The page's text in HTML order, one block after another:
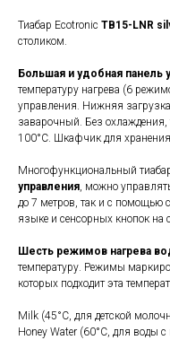
Тиабар Ecotronic TB15-LNR
столиком.
Большая и удобная панель
температуру нагрева (6
управления. Нижняя
заварочный. Без охлаждения,
100°С. Шкафчик для
Многофункциональный
управления, можно
до 7 метров, так и с помощью
языке и сенсорных кнопок на
Шесть режимов нагрева
температуру. Режимы
которых подходит эта
Milk (45°С, для детской
Honey Water (60°С, для воды